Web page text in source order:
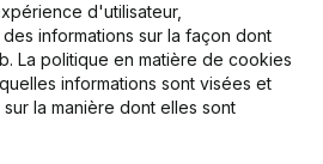
d'utilisateur,
informations sur la façon dont
La politique en matière de cookies
informations sont visées et
la manière dont elles sont
Informations d’entreprise
Monitoring
Recherche internationale